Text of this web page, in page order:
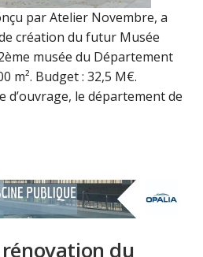
par Atelier Novembre, a
création du futur Musée
musée du Département
m². Budget : 32,5 M€.
d’ouvrage, le département de
rénovation du